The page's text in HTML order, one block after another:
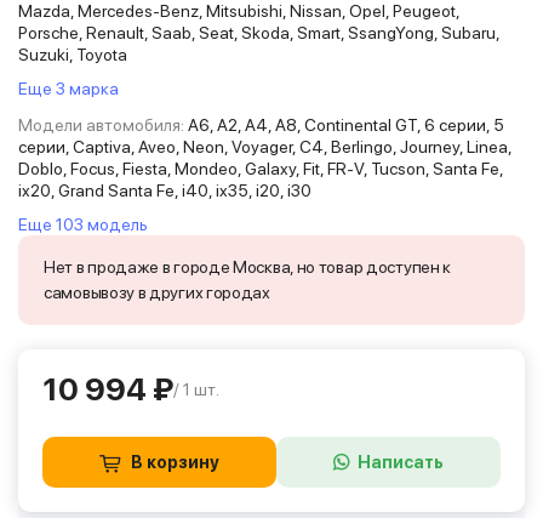
Mazda, Mercedes-Benz, Mitsubishi, Nissan, Opel, Peugeot,
Porsche, Renault, Saab, Seat, Skoda, Smart, SsangYong, Subaru,
Suzuki, Toyota
Еще 3 марка
Модели автомобиля: A6, A2, A4, A8, Continental GT, 6 серии, 5
серии, Captiva, Aveo, Neon, Voyager, C4, Berlingo, Journey, Linea,
Doblo, Focus, Fiesta, Mondeo, Galaxy, Fit, FR-V, Tucson, Santa Fe,
ix20, Grand Santa Fe, i40, ix35, i20, i30
Еще 103 модель
Нет в продаже в городе Москва, но товар доступен к
самовывозу в других городах
10 994 ₽/ 1 шт.
В корзину Написать